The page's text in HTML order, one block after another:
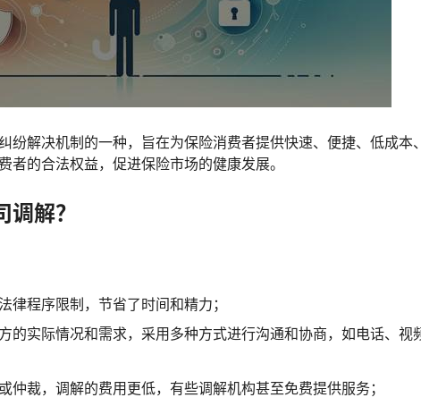
纷解决机制的一种，旨在为保险消费者提供快速、便捷、低成本
者的合法权益，促进保险市场的健康发展。
解？
律程序限制，节省了时间和精力；
的实际情况和需求，采用多种方式进行沟通和协商，如电话、视
仲裁，调解的费用更低，有些调解机构甚至免费提供服务；